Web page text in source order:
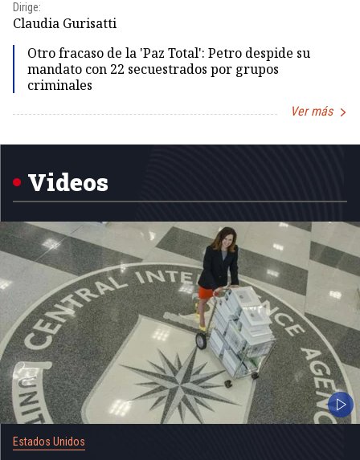
Dirige:
Claudia Gurisatti
Otro fracaso de la 'Paz Total': Petro despide su
mandato con 22 secuestrados por grupos
criminales
Ver más
1
Videos
Estados Unidos